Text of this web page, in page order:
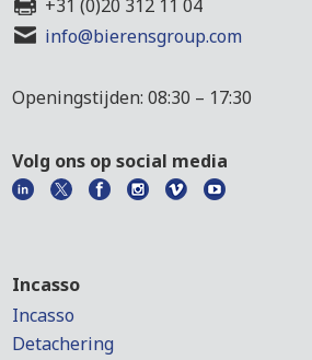
+31 (0)20 312 11 04
info@bierensgroup.com
Openingstijden: 08:30 – 17:30
Volg ons op social media
Incasso
Incasso
Detachering